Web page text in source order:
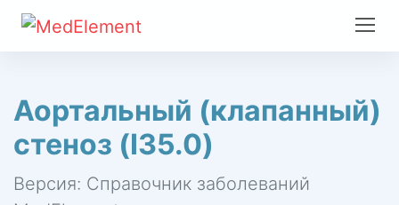
Аортальный (клапанный)
стеноз (I35.0)
Версия: Справочник заболеваний